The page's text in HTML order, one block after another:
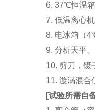
6. 37℃恒温
7. 低温离心
8. 电冰箱（
9. 分析天平。
10. 剪刀，镊
11. 漩涡混
[试验所需自